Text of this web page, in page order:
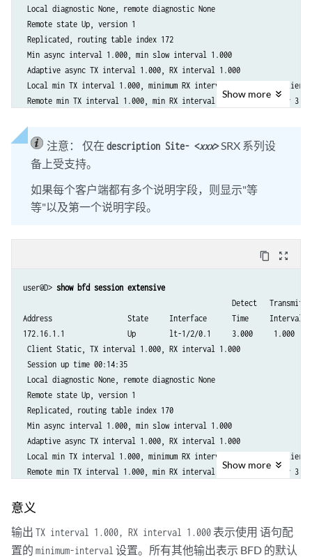
Local diagnostic None, remote diagnostic None
Remote state Up, version 1
Replicated, routing table index 172
Min async interval 1.000, min slow interval 1.000
Adaptive async TX interval 1.000, RX interval 1.000
Local min TX interval 1.000, minimum RX interval 1.000, multiplier 3
Remote min TX interval 1.000, min RX interval 1.000, multiplier 3
Echo mode disabled/inactive
1 sessions, 1 clients
Show more
注意： 仅在 description Site- <xxx>SRX 系列设
备上受支持。
如果每个客户端都有多个说明字段，则显示"等
等"以及第一个说明字段。
content_copy zoom_out_map
user@D> show bfd session extensive
                                                  Detect   Transmit
Address                  State     Interface      Time     Interval
172.16.1.1               Up        lt-1/2/0.1     3.000
Client Static, TX interval 1.000, RX interval 1.000
Session up time 00:14:35
Local diagnostic None, remote diagnostic None
Remote state Up, version 1
Replicated, routing table index 170
Min async interval 1.000, min slow interval 1.000
Adaptive async TX interval 1.000, RX interval 1.000
Local min TX interval 1.000, minimum RX interval 1.000, multiplier 3
Remote min TX interval 1.000, min RX interval 1.000, multiplier 3
Echo mode disabled/inactive
1 sessions, 1 clients
Cumulative transmit rate 1.0 pps, cumulative receive rate 1.0 pps
Show more
意义
输出 TX interval 1.000, RX interval 1.000表示使用 语句配
置的 minimum-interval 设置。所有其他输出表示 BFD 的默认